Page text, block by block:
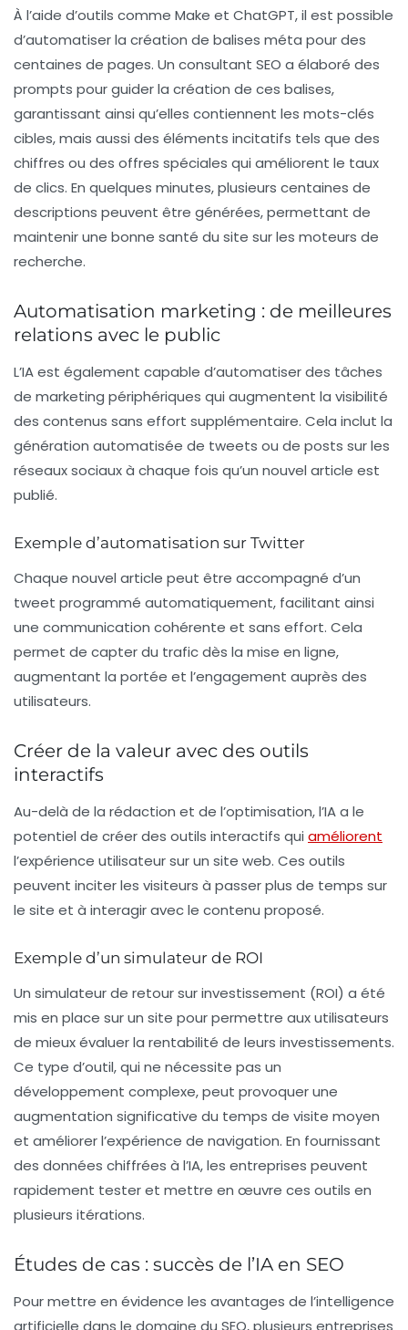
À l’aide d’outils comme Make et ChatGPT, il est possible
d’automatiser la création de balises méta pour des
centaines de pages. Un consultant SEO a élaboré des
prompts pour guider la création de ces balises,
garantissant ainsi qu’elles contiennent les mots-clés
cibles, mais aussi des éléments incitatifs tels que des
chiffres ou des offres spéciales qui améliorent le taux
de clics. En quelques minutes, plusieurs centaines de
descriptions peuvent être générées, permettant de
maintenir une bonne santé du site sur les moteurs de
recherche.
Automatisation marketing : de meilleures
relations avec le public
L’IA est également capable d’automatiser des tâches
de marketing périphériques qui augmentent la visibilité
des contenus sans effort supplémentaire. Cela inclut la
génération automatisée de tweets ou de posts sur les
réseaux sociaux à chaque fois qu’un nouvel article est
publié.
Exemple d’automatisation sur Twitter
Chaque nouvel article peut être accompagné d’un
tweet programmé automatiquement, facilitant ainsi
une communication cohérente et sans effort. Cela
permet de capter du trafic dès la mise en ligne,
augmentant la portée et l’engagement auprès des
utilisateurs.
Créer de la valeur avec des outils
interactifs
Au-delà de la rédaction et de l’optimisation, l’IA a le
potentiel de créer des outils interactifs qui améliorent
l’expérience utilisateur sur un site web. Ces outils
peuvent inciter les visiteurs à passer plus de temps sur
le site et à interagir avec le contenu proposé.
Exemple d’un simulateur de ROI
Un simulateur de retour sur investissement (ROI) a été
mis en place sur un site pour permettre aux utilisateurs
de mieux évaluer la rentabilité de leurs investissements.
Ce type d’outil, qui ne nécessite pas un
développement complexe, peut provoquer une
augmentation significative du temps de visite moyen
et améliorer l’expérience de navigation. En fournissant
des données chiffrées à l’IA, les entreprises peuvent
rapidement tester et mettre en œuvre ces outils en
plusieurs itérations.
Études de cas : succès de l’IA en SEO
Pour mettre en évidence les avantages de l’intelligence